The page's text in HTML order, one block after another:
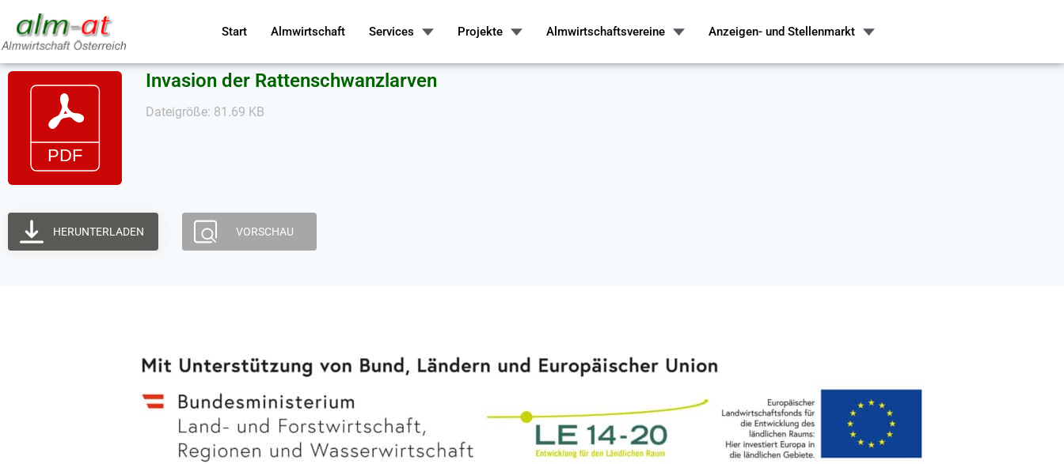
Start Almwirtschaft Services Projekte Almwirtschaftsvereine Anzeigen- und Stellenmarkt
Invasion der Rattenschwanzlarven
Dateigröße: 81.69 KB
HERUNTERLADEN VORSCHAU